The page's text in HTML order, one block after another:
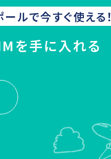
ールで今すぐ使える！
を手に入れる